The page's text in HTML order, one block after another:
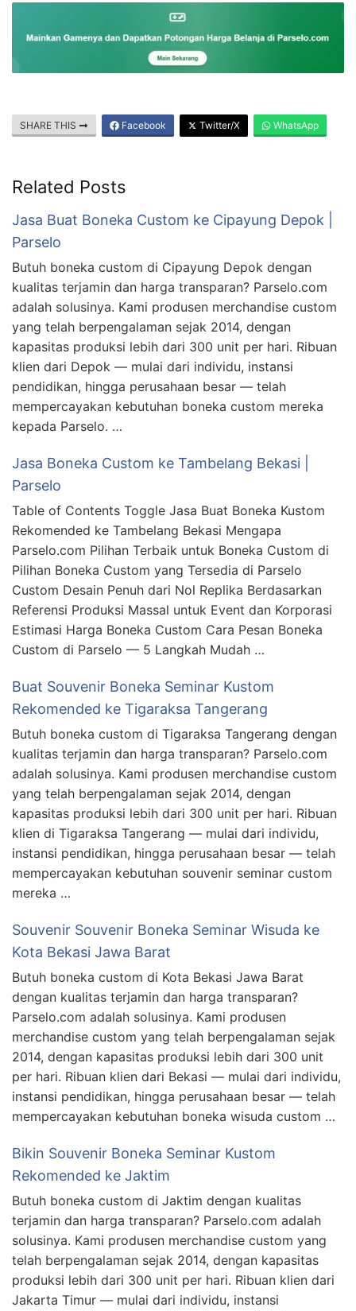
SHARE THIS Facebook Twitter/X WhatsApp
Related Posts
Jasa Buat Boneka Custom ke Cipayung Depok |
Parselo
Butuh boneka custom di Cipayung Depok dengan
kualitas terjamin dan harga transparan? Parselo.com
adalah solusinya. Kami produsen merchandise custom
yang telah berpengalaman sejak 2014, dengan
kapasitas produksi lebih dari 300 unit per hari. Ribuan
klien dari Depok — mulai dari individu, instansi
pendidikan, hingga perusahaan besar — telah
mempercayakan kebutuhan boneka custom mereka
kepada Parselo. …
Jasa Boneka Custom ke Tambelang Bekasi |
Parselo
Table of Contents Toggle Jasa Buat Boneka Kustom
Rekomended ke Tambelang Bekasi Mengapa
Parselo.com Pilihan Terbaik untuk Boneka Custom di
Pilihan Boneka Custom yang Tersedia di Parselo
Custom Desain Penuh dari Nol Replika Berdasarkan
Referensi Produksi Massal untuk Event dan Korporasi
Estimasi Harga Boneka Custom Cara Pesan Boneka
Custom di Parselo — 5 Langkah Mudah …
Buat Souvenir Boneka Seminar Kustom
Rekomended ke Tigaraksa Tangerang
Butuh boneka custom di Tigaraksa Tangerang dengan
kualitas terjamin dan harga transparan? Parselo.com
adalah solusinya. Kami produsen merchandise custom
yang telah berpengalaman sejak 2014, dengan
kapasitas produksi lebih dari 300 unit per hari. Ribuan
klien di Tigaraksa Tangerang — mulai dari individu,
instansi pendidikan, hingga perusahaan besar — telah
mempercayakan kebutuhan souvenir seminar custom
mereka …
Souvenir Souvenir Boneka Seminar Wisuda ke
Kota Bekasi Jawa Barat
Butuh boneka custom di Kota Bekasi Jawa Barat
dengan kualitas terjamin dan harga transparan?
Parselo.com adalah solusinya. Kami produsen
merchandise custom yang telah berpengalaman sejak
2014, dengan kapasitas produksi lebih dari 300 unit
per hari. Ribuan klien dari Bekasi — mulai dari individu,
instansi pendidikan, hingga perusahaan besar — telah
mempercayakan kebutuhan boneka wisuda custom …
Bikin Souvenir Boneka Seminar Kustom
Rekomended ke Jaktim
Butuh boneka custom di Jaktim dengan kualitas
terjamin dan harga transparan? Parselo.com adalah
solusinya. Kami produsen merchandise custom yang
telah berpengalaman sejak 2014, dengan kapasitas
produksi lebih dari 300 unit per hari. Ribuan klien dari
Jakarta Timur — mulai dari individu, instansi